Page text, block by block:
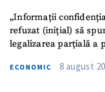
„Informații
refuzat (inițial) să
legalizarea parțială a
ECONOMIC 8 august